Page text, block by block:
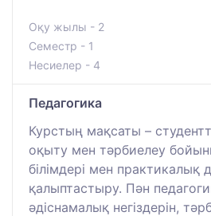
Оқу жылы - 2
Семестр - 1
Несиелер - 4
Педагогика
Курстың мақсаты –
оқыту мен тәрбиелеу
білімдері мен практикалық
қалыптастыру. Пән
әдіснамалық негіздерін,